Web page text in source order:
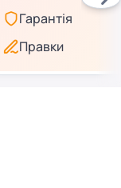
Гарантія
Правки